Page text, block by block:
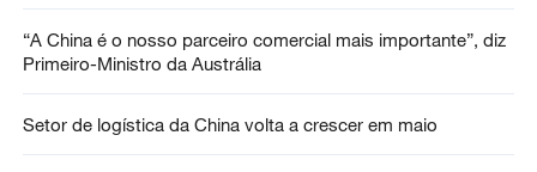
“A China é o nosso parceiro comercial mais importante”, diz
Primeiro-Ministro da Austrália
Setor de logística da China volta a crescer em maio